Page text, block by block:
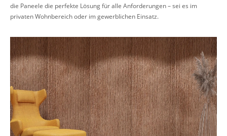
die Paneele die perfekte Lösung für alle Anforderungen – sei es im
privaten Wohnbereich oder im gewerblichen Einsatz.